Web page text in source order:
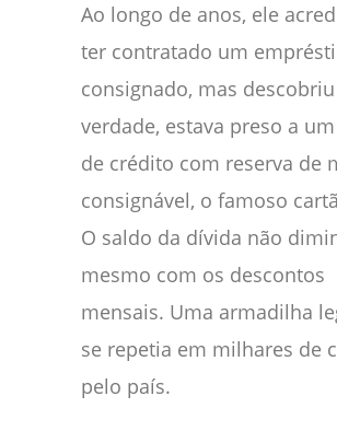
Ao longo de anos, ele
ter contratado um
consignado, mas
verdade, estava preso a
de crédito com reserva de
consignável, o famoso
O saldo da dívida não
mesmo com os descontos
mensais. Uma armadilha
se repetia em milhares de
pelo país.